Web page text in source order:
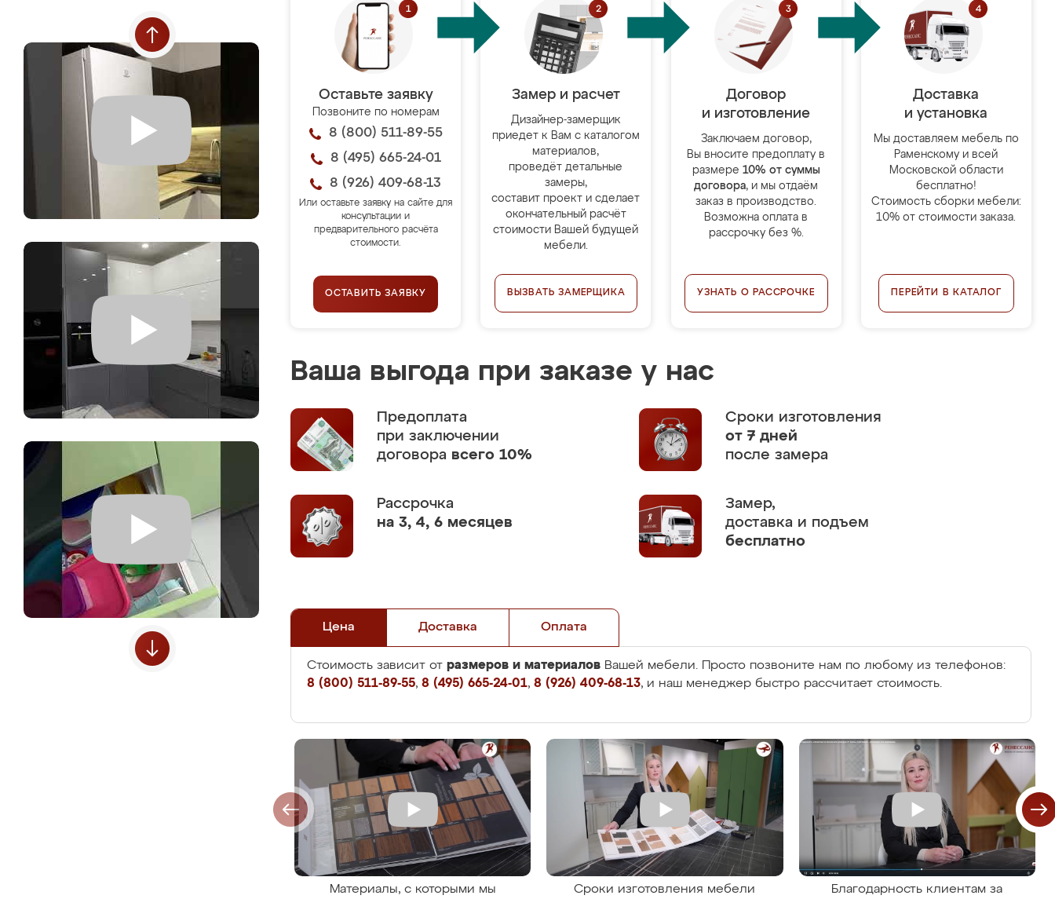
Оставьте заявку
Позвоните по номерам
8 (800) 511-89-55
8 (495) 665-24-01
8 (926) 409-68-13
Или оставьте заявку на сайте для
консультации и
предварительного расчёта
стоимости.
ОСТАВИТЬ ЗАЯВКУ
Замер и расчет
Дизайнер-замерщик
приедет к Вам с каталогом
материалов,
проведёт детальные
замеры,
составит проект и сделает
окончательный расчёт
стоимости Вашей будущей
мебели.
ВЫЗВАТЬ ЗАМЕРЩИКА
Договор
и изготовление
Заключаем договор,
Вы вносите предоплату в
размере 10% от суммы
договора, и мы отдаём
заказ в производство.
Возможна оплата в
рассрочку без %.
УЗНАТЬ О РАССРОЧКЕ
Доставка
и установка
Мы доставляем мебель по
Раменскому и всей
Московской области
бесплатно!
Стоимость сборки мебели:
10% от стоимости заказа.
ПЕРЕЙТИ В КАТАЛОГ
Ваша выгода при заказе у нас
Предоплата
при заключении
договора всего 10%
Сроки изготовления
от 7 дней
после замера
Рассрочка
на 3, 4, 6 месяцев
Замер,
доставка и подъем
бесплатно
Цена Доставка Оплата
Стоимость зависит от размеров и материалов Вашей мебели. Просто позвоните нам по любому из телефонов:
8 (800) 511-89-55, 8 (495) 665-24-01, 8 (926) 409-68-13, и наш менеджер быстро рассчитает стоимость.
Материалы, с которыми мы
Сроки изготовления мебели
Благодарность клиентам за